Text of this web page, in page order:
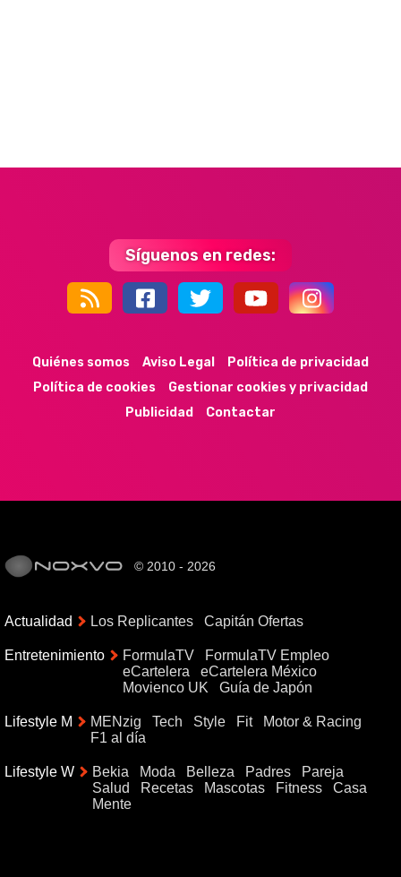
Síguenos en redes:
44k 9k 35k 352
Quiénes somos Aviso Legal
Política de privacidad
Política de cookies
Gestionar cookies y privacidad
Publicidad
Contactar
© 2010 - 2026
Actualidad Los Replicantes Capitán Ofertas
Entretenimiento FormulaTV
FormulaTV Empleo
eCartelera
eCartelera México
Movienco UK
Guía de Japón
Lifestyle M MENzig Tech Style Fit
Motor & Racing
F1 al día
Lifestyle W Bekia Moda Belleza Padres
Pareja
Salud
Recetas Mascotas Fitness
Casa
Mente